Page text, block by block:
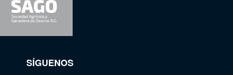
SÍGUENOS